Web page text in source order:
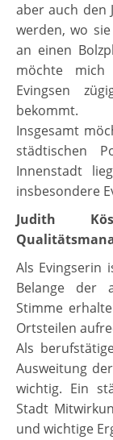
aber auch den
werden, wo
an einen
möchte
Evingsen
bekommt.
Insgesamt
städtischen
Innenstadt
insbesondere
Judith
Als Evingserin
Belange der
Stimme
Ortsteilen
Als
Ausweitung
wichtig. Ein
Stadt
und wichtige